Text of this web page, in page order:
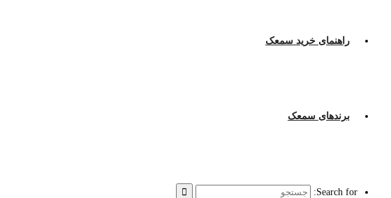
راهنمای خرید سمعک
برندهای سمعک
Search for: